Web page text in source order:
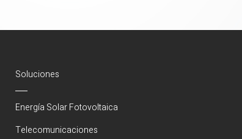
Soluciones
Energía Solar Fotovoltaica
Telecomunicaciones